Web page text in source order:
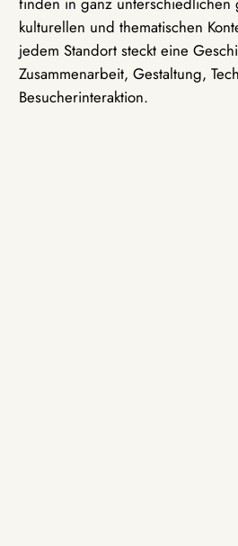
kulturellen und thematischen
jedem Standort steckt eine
Zusammenarbeit, Gestaltung,
Besucherinteraktion.